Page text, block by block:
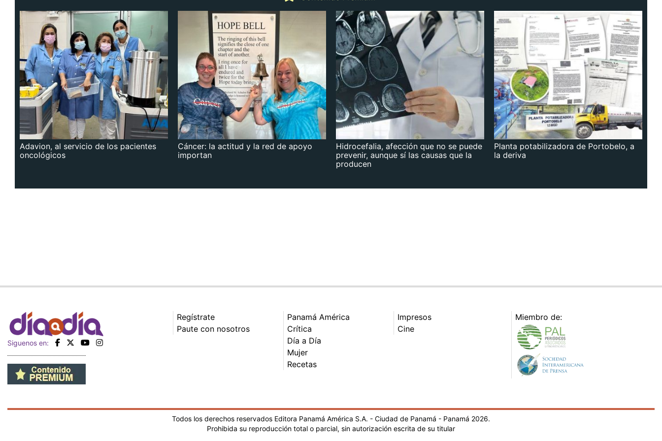
Adavion, al servicio de los pacientes
oncológicos
Cáncer: la actitud y la red de apoyo
importan
Hidrocefalia, afección que no se puede
prevenir, aunque sí las causas que la
producen
Planta potabilizadora de Portobelo, a
la deriva
Siguenos en:
Regístrate
Paute con nosotros
Panamá América
Crítica
Día a Día
Mujer
Recetas
Impresos
Cine
Miembro de:
Todos los derechos reservados Editora Panamá América S.A. - Ciudad de Panamá - Panamá 2026.
Prohibida su reproducción total o parcial, sin autorización escrita de su titular